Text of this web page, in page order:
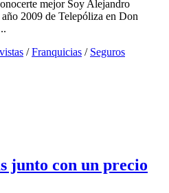
mejor Soy Alejandro
2009 de Telepóliza en Don
/Franquicias / Seguros
junto con un precio